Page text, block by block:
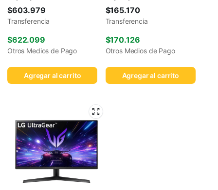
$603.979
Transferencia
$622.099
Otros Medios de Pago
Agregar al carrito
$165.170
Transferencia
$170.126
Otros Medios de Pago
Agregar al carrito